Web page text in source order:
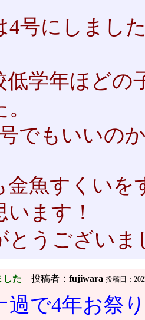
4号にしまし
低学年ほどの
でもいいの
金魚すくいを
います！
とうございま
した 投稿者： fujiwara 投稿日：
過で4年お祭